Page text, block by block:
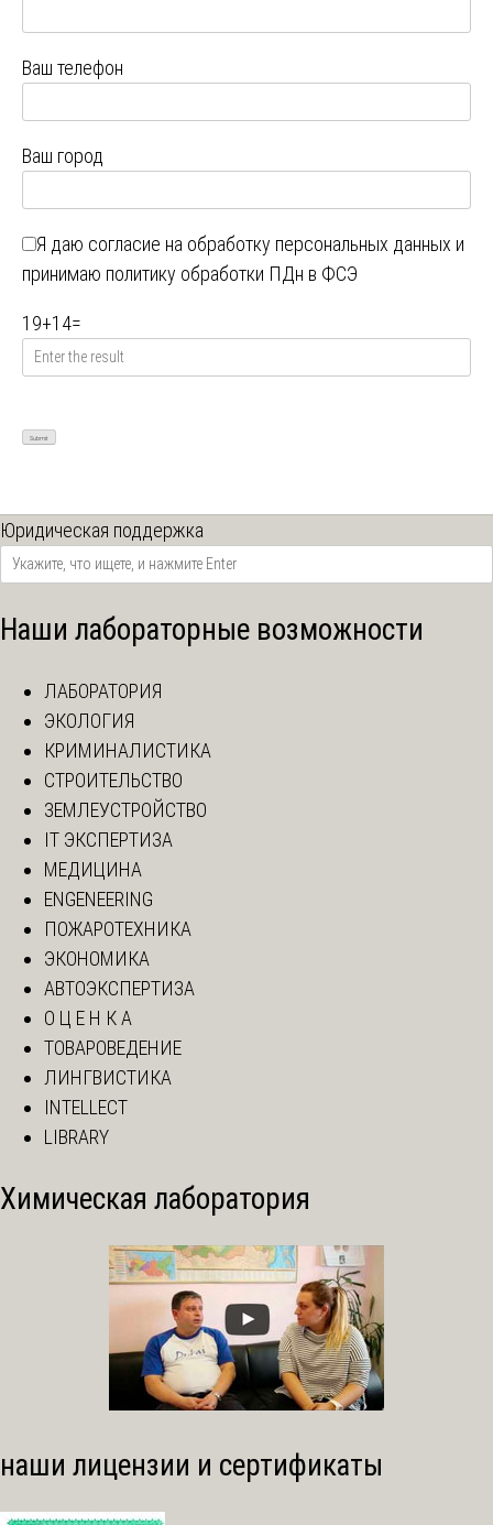
Ваш телефон
Ваш город
Я даю согласие на обработку персональных данных и
принимаю политику обработки ПДн в ФСЭ
19+14=
Юридическая поддержка
Наши лабораторные возможности
ЛАБОРАТОРИЯ
ЭКОЛОГИЯ
КРИМИНАЛИСТИКА
СТРОИТЕЛЬСТВО
ЗЕМЛЕУСТРОЙСТВО
IT ЭКСПЕРТИЗА
МЕДИЦИНА
ENGENEERING
ПОЖАРОТЕХНИКА
ЭКОНОМИКА
АВТОЭКСПЕРТИЗА
О Ц Е Н К А
ТОВАРОВЕДЕНИЕ
ЛИНГВИСТИКА
INTELLECT
LIBRARY
Химическая лаборатория
наши лицензии и сертификаты